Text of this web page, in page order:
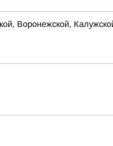
Воронежской,